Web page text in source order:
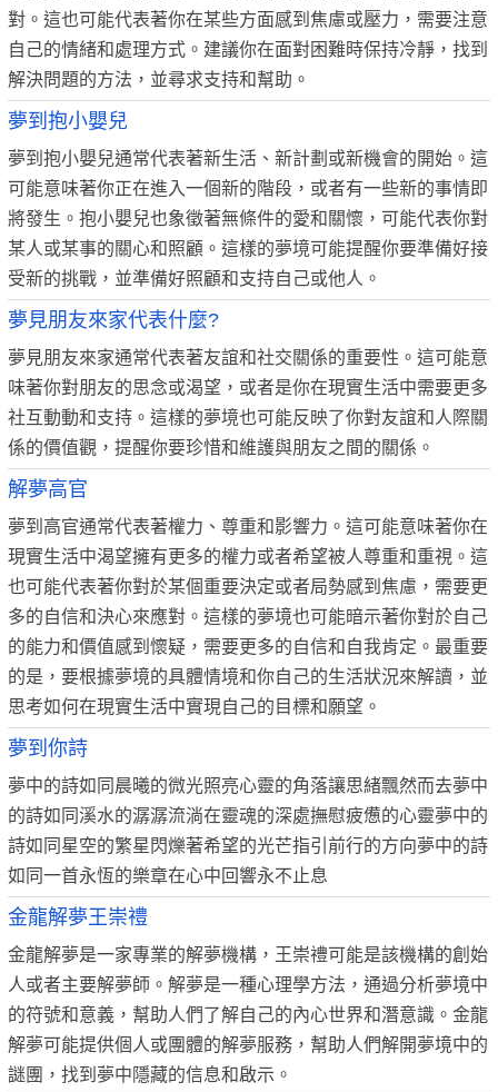
對。這也可能代表著你在某些方面感到焦慮或壓力，需要注意
自己的情緒和處理方式。建議你在面對困難時保持冷靜，找到
解決問題的方法，並尋求支持和幫助。
夢到抱小嬰兒
夢到抱小嬰兒通常代表著新生活、新計劃或新機會的開始。這
可能意味著你正在進入一個新的階段，或者有一些新的事情即
將發生。抱小嬰兒也象徵著無條件的愛和關懷，可能代表你對
某人或某事的關心和照顧。這樣的夢境可能提醒你要準備好接
受新的挑戰，並準備好照顧和支持自己或他人。
夢見朋友來家代表什麼?
夢見朋友來家通常代表著友誼和社交關係的重要性。這可能意
味著你對朋友的思念或渴望，或者是你在現實生活中需要更多
社互動動和支持。這樣的夢境也可能反映了你對友誼和人際關
係的價值觀，提醒你要珍惜和維護與朋友之間的關係。
解夢高官
夢到高官通常代表著權力、尊重和影響力。這可能意味著你在
現實生活中渴望擁有更多的權力或者希望被人尊重和重視。這
也可能代表著你對於某個重要決定或者局勢感到焦慮，需要更
多的自信和決心來應對。這樣的夢境也可能暗示著你對於自己
的能力和價值感到懷疑，需要更多的自信和自我肯定。最重要
的是，要根據夢境的具體情境和你自己的生活狀況來解讀，並
思考如何在現實生活中實現自己的目標和願望。
夢到你詩
夢中的詩如同晨曦的微光照亮心靈的角落讓思緒飄然而去夢中
的詩如同溪水的潺潺流淌在靈魂的深處撫慰疲憊的心靈夢中的
詩如同星空的繁星閃爍著希望的光芒指引前行的方向夢中的詩
如同一首永恆的樂章在心中回響永不止息
金龍解夢王崇禮
金龍解夢是一家專業的解夢機構，王崇禮可能是該機構的創始
人或者主要解夢師。解夢是一種心理學方法，通過分析夢境中
的符號和意義，幫助人們了解自己的內心世界和潛意識。金龍
解夢可能提供個人或團體的解夢服務，幫助人們解開夢境中的
謎團，找到夢中隱藏的信息和啟示。